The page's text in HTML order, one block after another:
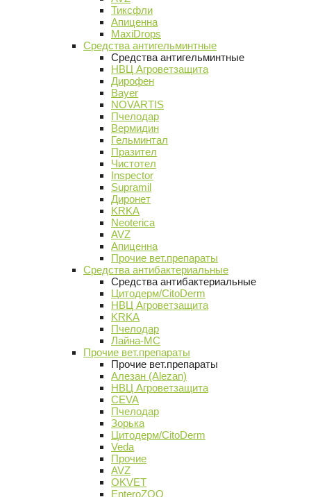
Тиксфли
Апиценна
MaxiDrops
Средства антигельминтные
Средства антигельминтные
НВЦ Агроветзащита
Дирофен
Bayer
NOVARTIS
Пчелодар
Вермидин
Гельминтал
Празител
Чистотел
Inspector
Supramil
Диронет
KRKA
Neoterica
AVZ
Апиценна
Прочие вет.препараты
Средства антибактериальные
Средства антибактериальные
Цитодерм/CitoDerm
НВЦ Агроветзащита
KRKA
Пчелодар
Лайна-МС
Прочие вет.препараты
Прочие вет.препараты
Алезан (Alezan)
НВЦ Агроветзащита
CEVA
Пчелодар
Зорька
Цитодерм/CitoDerm
Veda
Прочие
AVZ
OKVET
EnteroZOO